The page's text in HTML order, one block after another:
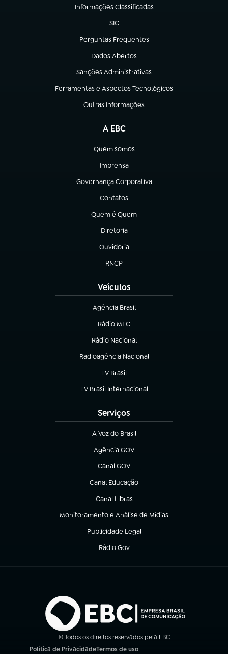
Informações Classificadas
(abre em nova aba)
SIC
(abre em nova aba)
Perguntas Frequentes
(abre em nova aba)
Dados Abertos
(abre em nova aba)
Sanções Administrativas
(abre em nova aba)
Ferramentas e Aspectos Tecnológicos
(abre em nova aba)
Outras Informações
(abre em nova aba)
A EBC
Quem somos
(abre em nova aba)
Imprensa
(abre em nova aba)
Governança Corporativa
(abre em nova aba)
Contatos
(abre em nova aba)
Quem é Quem
(abre em nova aba)
Diretoria
(abre em nova aba)
Ouvidoria
(abre em nova aba)
RNCP
(abre em nova aba)
Veículos
Agência Brasil
(abre em nova aba)
Rádio MEC
Rádio Nacional
(abre em nova aba)
Radioagência Nacional
(abre em nova aba)
TV Brasil
(abre em nova aba)
TV Brasil Internacional
(abre em nova aba)
Serviços
A Voz do Brasil
(abre em nova aba)
Agência GOV
(abre em nova aba)
Canal GOV
(abre em nova aba)
Canal Educação
(abre em nova aba)
Canal Libras
(abre em nova aba)
Monitoramento e Análise de Mídias
(abre em nova aba)
Publicidade Legal
(abre em nova aba)
Rádio Gov
(abre em nova aba)
© Todos os direitos reservados pela EBC
Política de PrivacidadeTermos de uso